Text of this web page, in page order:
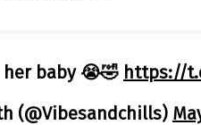
her baby 😭🤣 https://
(@Vibesandchills)